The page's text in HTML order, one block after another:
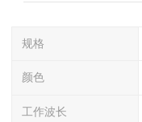
规格
颜色
工作波长